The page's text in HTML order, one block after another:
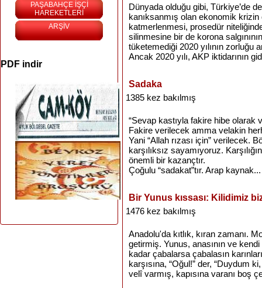
PAŞABAHÇE İŞÇİ
HAREKETLERİ
ARŞİV
PDF indir
Dünyada olduğu gibi, Türkiye’de
kanıksanmış olan ekonomik
katmerlenmesi, prosedür
silinmesine bir de korona
tüketemediği 2020 yılının zorluğu
Ancak 2020 yılı, AKP iktidarının
Sadaka
1385 kez bakılmış
“Sevap kastıyla fakire hibe olarak
Fakire verilecek amma velakin
Yani “Allah rızası için” verilecek.
karşılıksız sayamıyoruz.
önemli bir kazançtır.
Çoğulu “sadakat”tır. Arap kaynak...
Bir Yunus kıssası: Kilidimiz
1476 kez bakılmış
Anadolu'da kıtlık, kıran zamanı.
getirmiş. Yunus, anasının ve
kadar çabalarsa çabalasın
karşısına, “Oğul!” der, “Duydum
velî varmış, kapısına varanı boş